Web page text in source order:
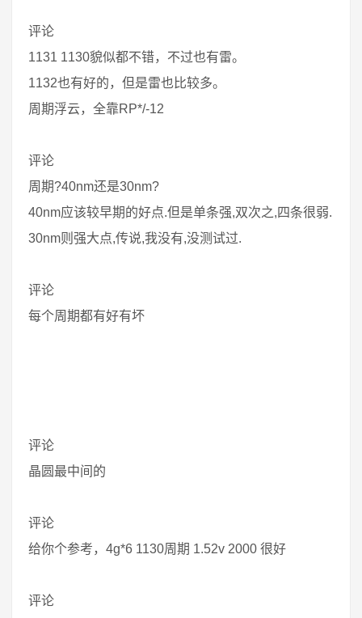
评论
1131 1130貌似都不错，不过也有雷。
1132也有好的，但是雷也比较多。
周期浮云，全靠RP*/-12
评论
周期?40nm还是30nm?
40nm应该较早期的好点.但是单条强,双次之,四条很弱.
30nm则强大点,传说,我没有,没测试过.
评论
每个周期都有好有坏
评论
晶圆最中间的
评论
给你个参考，4g*6 1130周期 1.52v 2000 很好
评论